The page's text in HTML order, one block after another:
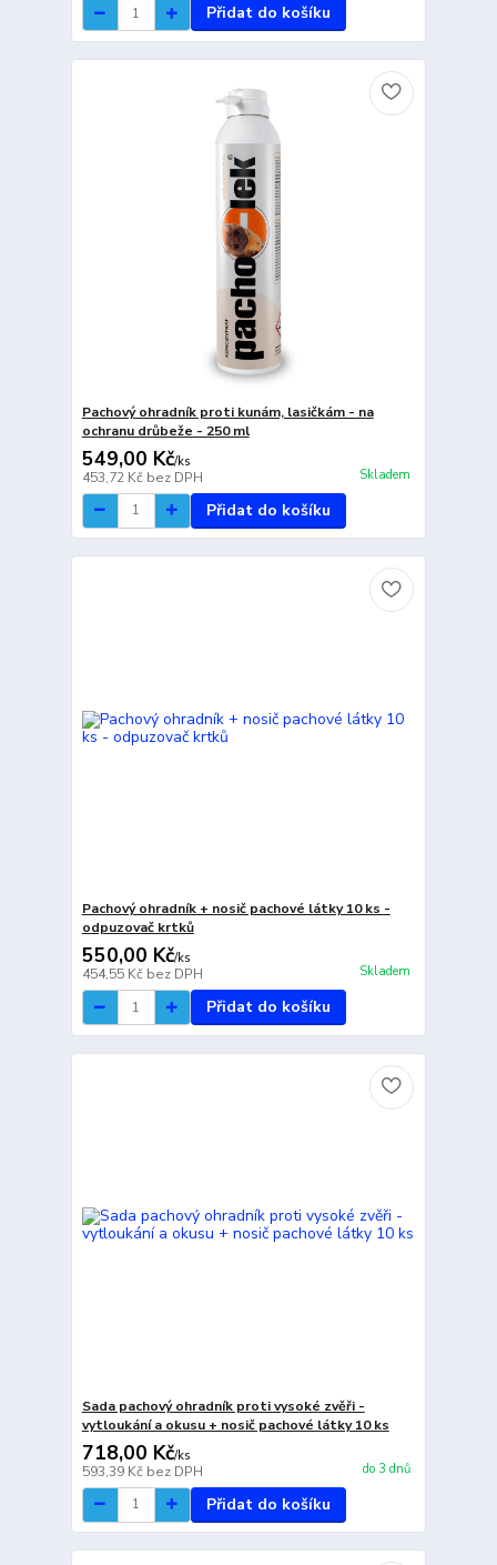
Přidat do košíku
Pachový ohradník proti kunám, lasičkám - na
ochranu drůbeže - 250 ml
549,00 Kč/ks
453,72 Kč bez DPH Skladem
Přidat do košíku
Pachový ohradník + nosič pachové látky 10 ks -
odpuzovač krtků
550,00 Kč/ks
454,55 Kč bez DPH Skladem
Přidat do košíku
Sada pachový ohradník proti vysoké zvěři -
vytloukání a okusu + nosič pachové látky 10 ks
718,00 Kč/ks
593,39 Kč bez DPH do 3 dnů
Přidat do košíku